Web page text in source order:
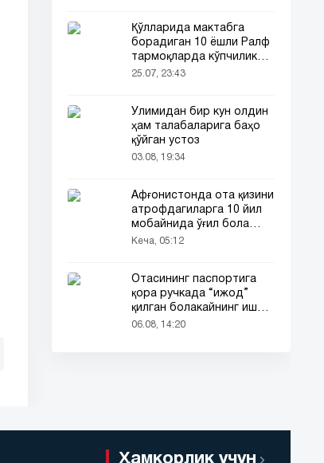
Қўлларида мактабга
борадиган 10 ёшли Ралф
тармоқларда кўпчиликни
таъсирлантирди
25.07, 23:43
Ўлимидан бир кун олдин
ҳам талабаларига баҳо
қўйган устоз
03.08, 19:34
Афғонистонда ота қизини
атрофдагиларга 10 йил
мобайнида ўғил бола
сифатида таништирди
Кеча, 05:12
Отасининг паспортига
қора ручкада “ижод”
қилган болакайнинг иши
барчанинг диққатини
06.08, 14:20
Ҳамкорлик учун